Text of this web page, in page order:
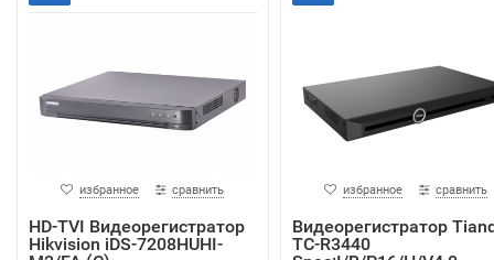
избранное сравнить
HD-TVI Видеорегистратор
Hikvision iDS-7208HUHI-
избранное сравнить
Видеорегистратор
TC-R3440